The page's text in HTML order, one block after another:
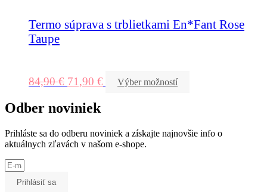
Termo súprava s trblietkami En*Fant Rose
Taupe
84,90€ 71,90 € Výber možností
Odber noviniek
Prihláste sa do odberu noviniek a získajte najnovšie info o
aktuálnych zľavách v našom e-shope.
Prihlásiť sa